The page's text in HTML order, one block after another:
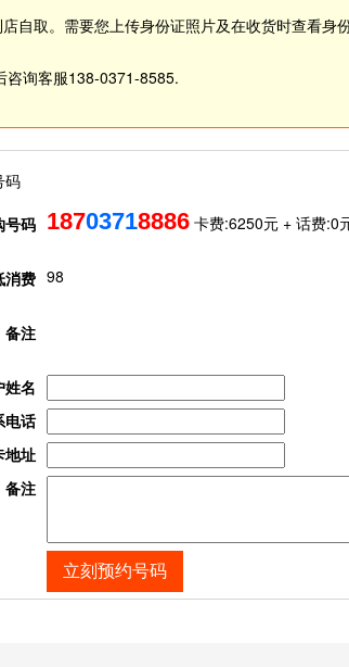
自取。需要您上传身份证照片及在收货时查看身
咨询客服138-0371-8585.
码
号码 18703718886 卡费:6250元 + 话费:0
消费 98
备注
姓名
电话
地址
备注